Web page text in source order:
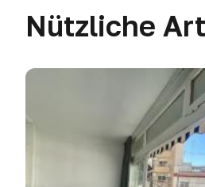
Nützliche